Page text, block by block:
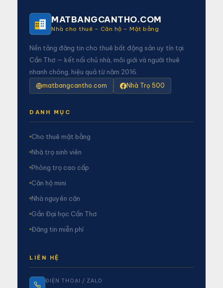
MATBANGCANTHO.COM
Nhà cho thuê – Căn hộ – Mặt bằng
Nền tảng đăng tin cho thuê bất động sản uy tín tại
Cần Thơ — kết nối chủ nhà, môi giới và người thuê
nhanh chóng, hiệu quả từ năm 2016.
matbangcantho.com Nhà Trọ 500
DANH MỤC
Cho thuê mặt bằng
Nhà trọ sinh viên
Phòng trọ cao cấp
Căn hộ mini
Nhà nguyên căn
Gần Đại học Cần Thơ
Đăng tin miễn phí
LIÊN HỆ
ĐIỆN THOẠI / ZALO